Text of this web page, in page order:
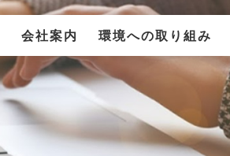
会社案内 環境への取り組み